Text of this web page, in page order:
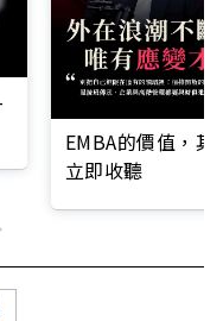
EMBA的價值，
立即收聽